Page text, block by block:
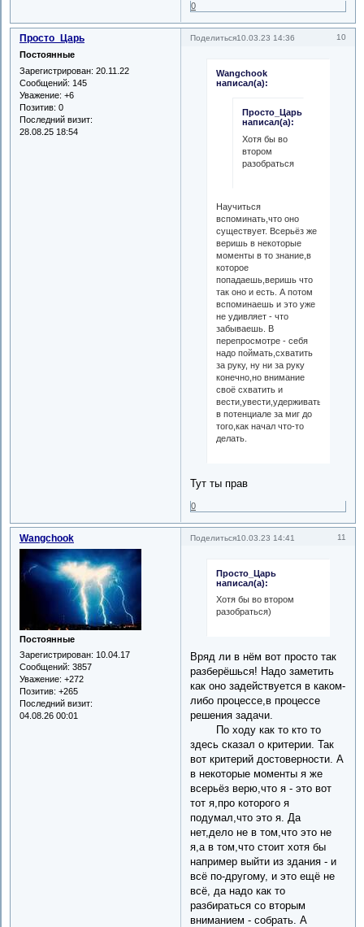
0
Поделиться 10
10.03.23 14:36
Просто_Царь
Постоянные
Зарегистрирован: 20.11.22
Сообщений: 145
Уважение: +6
Позитив: 0
Последний визит:
28.08.25 18:54
Wangchook
написал(а):
Просто_Царь
написал(а):
Хотя бы во
втором
разобраться
Научиться
вспоминать,что оно
существует. Всерьёз же
веришь в некоторые
моменты в то знание,в
которое
попадаешь,веришь что
так оно и есть. А потом
вспоминаешь и это уже
не удивляет - что
забываешь. В
перепросмотре - себя
надо поймать,схватить
за руку, ну ни за руку
конечно,но внимание
своё схватить и
вести,увести,удерживать
в потенциале за миг до
того,как начал что-то
делать.
Тут ты прав
0
Поделиться 11
10.03.23 14:41
Wangchook
Постоянные
Зарегистрирован: 10.04.17
Сообщений: 3857
Уважение: +272
Позитив: +265
Последний визит:
04.08.26 00:01
Просто_Царь
написал(а):
Хотя бы во втором
разобраться)
Вряд ли в нём вот просто так
разберёшься! Надо заметить
как оно задействуется в каком-
либо процессе,в процессе
решения задачи.
По ходу как то кто то
здесь сказал о критерии. Так
вот критерий достоверности. А
в некоторые моменты я же
всерьёз верю,что я - это вот
тот я,про которого я
подумал,что это я. Да
нет,дело не в том,что это не
я,а в том,что стоит хотя бы
например выйти из здания - и
всё по-другому, и это ещё не
всё, да надо как то
разбираться со вторым
вниманием - собрать. А